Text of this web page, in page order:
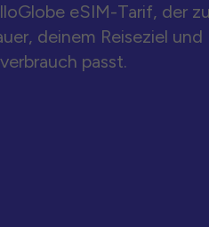
eSIM-Tarif, der
deinem Reiseziel und
passt.